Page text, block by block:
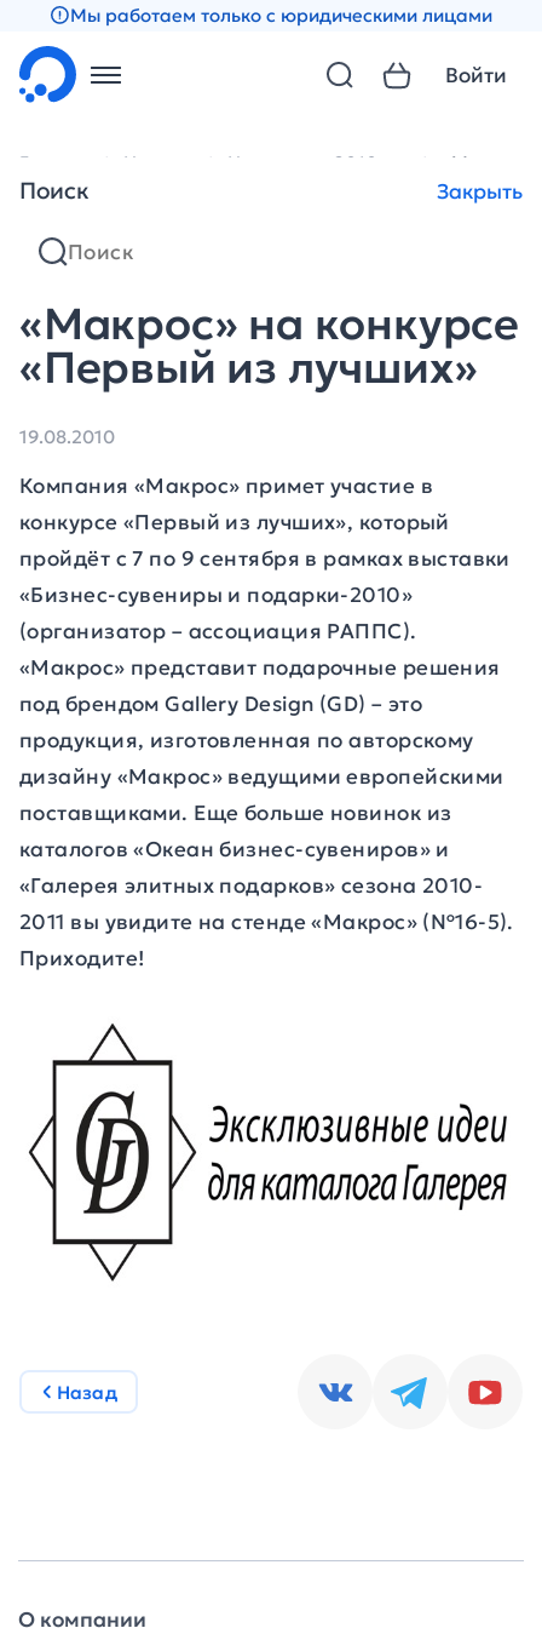
Мы работаем только с юридическими лицами
Поиск Закрыть
Войти
Главная Новости Новости за 2010 год
«Макрос» на конкурсе
«Первый из лучших»
19.08.2010
Компания «Макрос» примет участие в
конкурсе «Первый из лучших», который
пройдёт с 7 по 9 сентября в рамках выставки
«Бизнес-сувениры и подарки-2010»
(организатор – ассоциация РАППС).
«Макрос» представит подарочные решения
под брендомGallery Design (GD) – это
продукция, изготовленная по авторскому
дизайну «Макрос» ведущими европейскими
поставщиками. Еще больше новинок из
каталогов «Океан бизнес-сувениров» и
«Галерея элитных подарков» сезона 2010-
2011 вы увидите на стенде «Макрос» (№16-5).
Приходите!
Назад
О компании